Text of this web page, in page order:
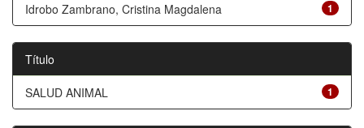
1
Idrobo Zambrano, Cristina Magdalena
Título
1
SALUD ANIMAL